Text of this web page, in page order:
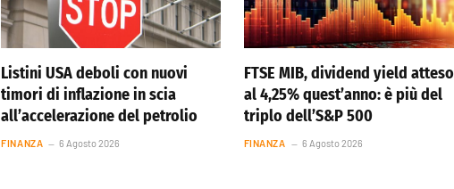
Listini USA deboli con nuovi
timori di inflazione in scia
all’accelerazione del petrolio
FINANZA 6 Agosto 2026
FTSE MIB, dividend yield atteso
al 4,25% quest’anno: è più del
triplo dell’S&P 500
FINANZA 6 Agosto 2026